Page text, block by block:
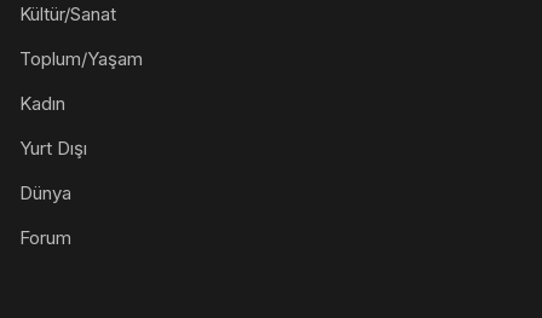
Kültür/Sanat
Toplum/Yaşam
Kadın
Yurt Dışı
Dünya
Forum